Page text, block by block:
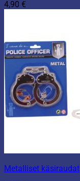
4,90 €
Metalliset käsiraudat